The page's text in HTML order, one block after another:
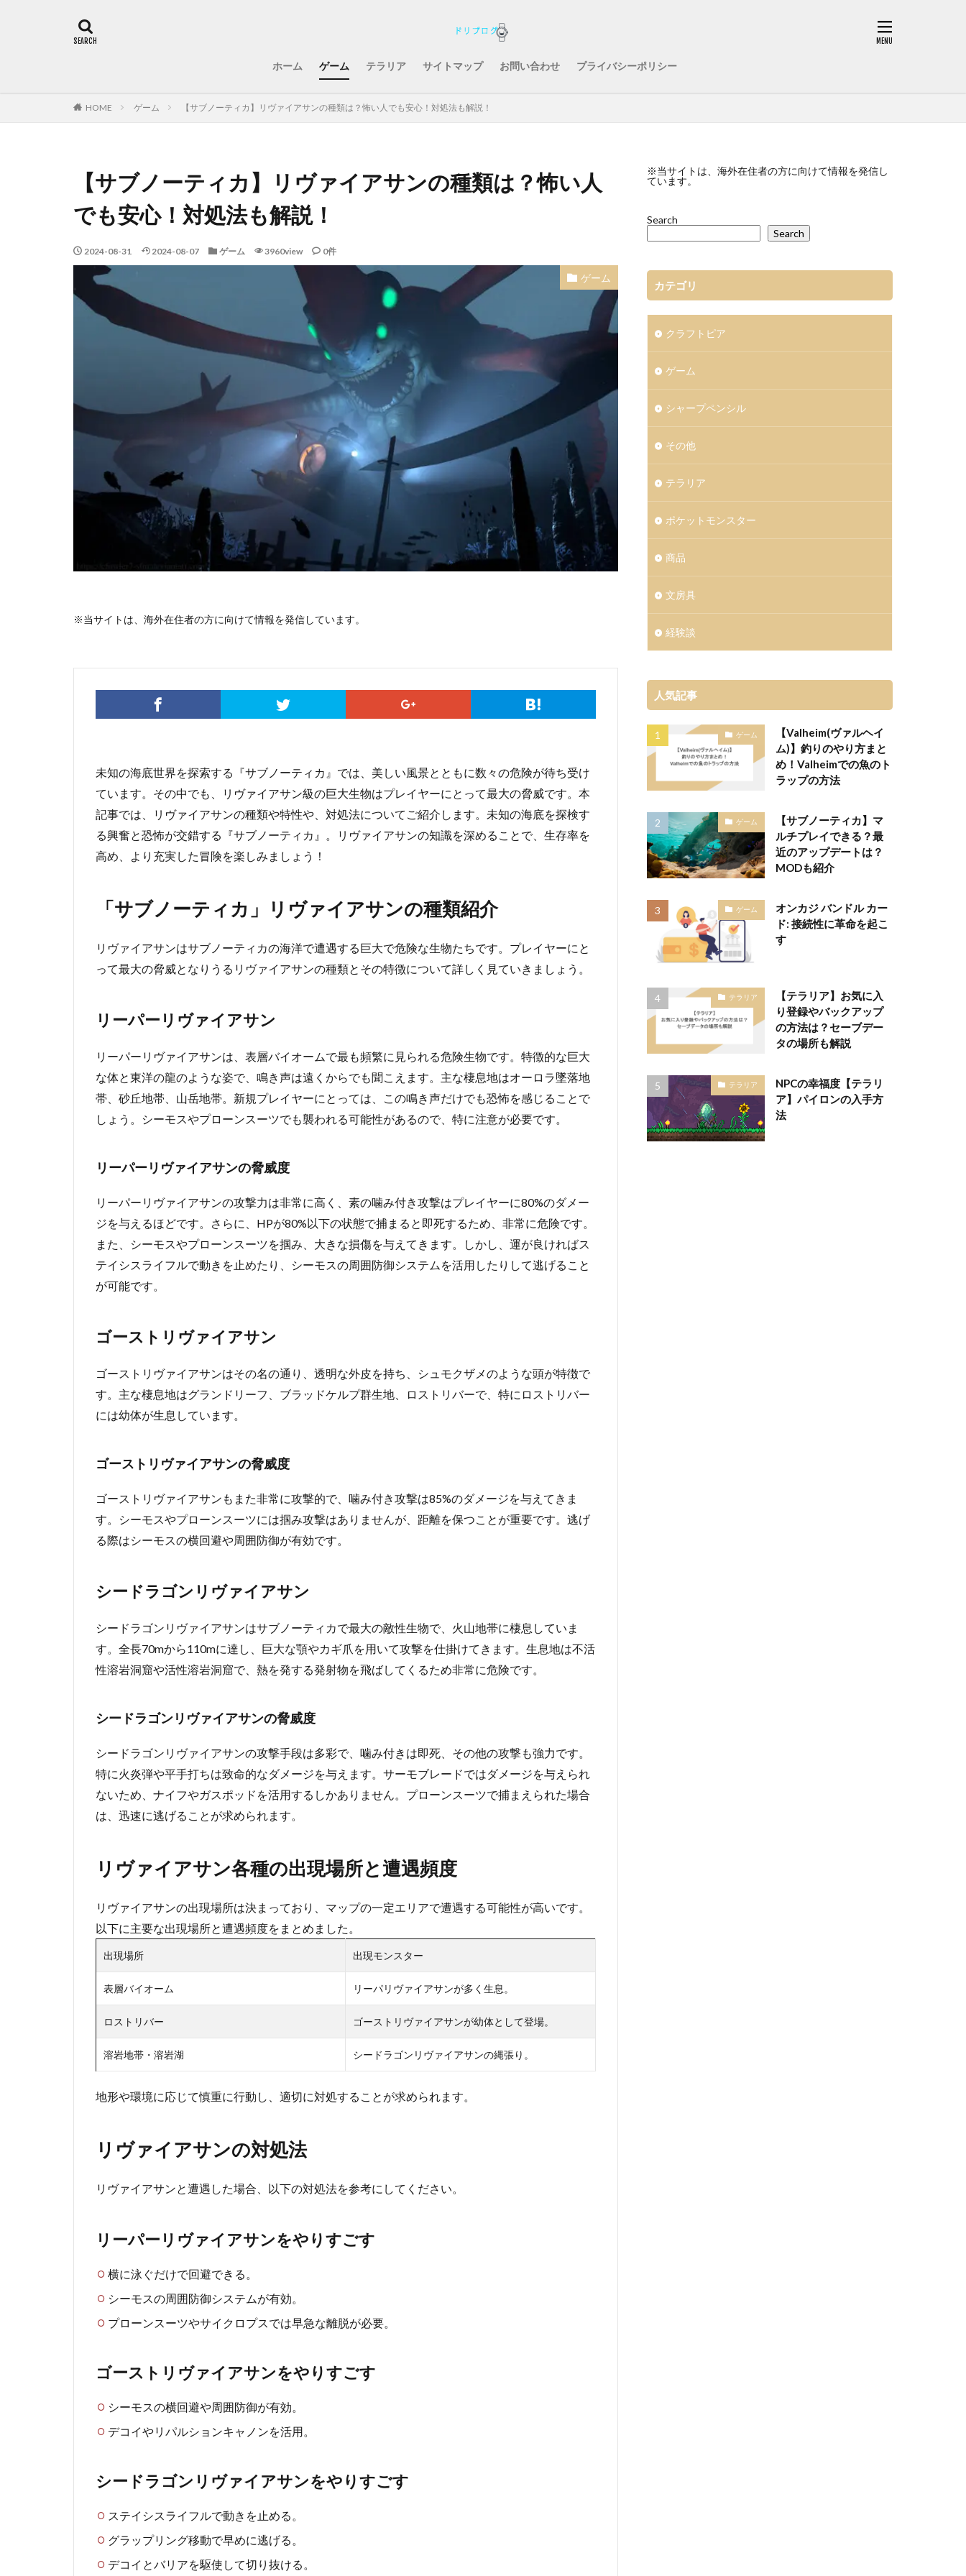
ホーム ゲーム テラリア サイトマップ お問い合わせ プライバシーポリシー
HOME ゲーム 【サブノーティカ】リヴァイアサンの種類は？怖い人でも安心！対処法も解説！
【サブノーティカ】リヴァイアサンの種類は？怖い人
でも安心！対処法も解説！
2024-08-31 2024-08-07 ゲーム 3960view 0件
ゲーム
※当サイトは、海外在住者の方に向けて情報を発信しています。
未知の海底世界を探索する『サブノーティカ』では、美しい風景とともに数々の危険が待ち受け
ています。その中でも、リヴァイアサン級の巨大生物はプレイヤーにとって最大の脅威です。本
記事では、リヴァイアサンの種類や特性や、対処法についてご紹介します。未知の海底を探検す
る興奮と恐怖が交錯する『サブノーティカ』。リヴァイアサンの知識を深めることで、生存率を
高め、より充実した冒険を楽しみましょう！
「サブノーティカ」リヴァイアサンの種類紹介
リヴァイアサンはサブノーティカの海洋で遭遇する巨大で危険な生物たちです。プレイヤーにと
って最大の脅威となりうるリヴァイアサンの種類とその特徴について詳しく見ていきましょう。
リーパーリヴァイアサン
リーパーリヴァイアサンは、表層バイオームで最も頻繁に見られる危険生物です。特徴的な巨大
な体と東洋の龍のような姿で、鳴き声は遠くからでも聞こえます。主な棲息地はオーロラ墜落地
帯、砂丘地帯、山岳地帯。新規プレイヤーにとっては、この鳴き声だけでも恐怖を感じることで
しょう。シーモスやプローンスーツでも襲われる可能性があるので、特に注意が必要です。
リーパーリヴァイアサンの脅威度
リーパーリヴァイアサンの攻撃力は非常に高く、素の噛み付き攻撃はプレイヤーに80%のダメー
ジを与えるほどです。さらに、HPが80%以下の状態で捕まると即死するため、非常に危険です。
また、シーモスやプローンスーツを掴み、大きな損傷を与えてきます。しかし、運が良ければス
テイシスライフルで動きを止めたり、シーモスの周囲防御システムを活用したりして逃げること
が可能です。
ゴーストリヴァイアサン
ゴーストリヴァイアサンはその名の通り、透明な外皮を持ち、シュモクザメのような頭が特徴で
す。主な棲息地はグランドリーフ、ブラッドケルプ群生地、ロストリバーで、特にロストリバー
には幼体が生息しています。
ゴーストリヴァイアサンの脅威度
ゴーストリヴァイアサンもまた非常に攻撃的で、噛み付き攻撃は85%のダメージを与えてきま
す。シーモスやプローンスーツには掴み攻撃はありませんが、距離を保つことが重要です。逃げ
る際はシーモスの横回避や周囲防御が有効です。
シードラゴンリヴァイアサン
シードラゴンリヴァイアサンはサブノーティカで最大の敵性生物で、火山地帯に棲息していま
す。全長70mから110mに達し、巨大な顎やカギ爪を用いて攻撃を仕掛けてきます。生息地は不活
性溶岩洞窟や活性溶岩洞窟で、熱を発する発射物を飛ばしてくるため非常に危険です。
シードラゴンリヴァイアサンの脅威度
シードラゴンリヴァイアサンの攻撃手段は多彩で、噛み付きは即死、その他の攻撃も強力です。
特に火炎弾や平手打ちは致命的なダメージを与えます。サーモブレードではダメージを与えられ
ないため、ナイフやガスポッドを活用するしかありません。プローンスーツで捕まえられた場合
は、迅速に逃げることが求められます。
リヴァイアサン各種の出現場所と遭遇頻度
リヴァイアサンの出現場所は決まっており、マップの一定エリアで遭遇する可能性が高いです。
以下に主要な出現場所と遭遇頻度をまとめました。
出現場所 出現モンスター
表層バイオーム リーパリヴァイアサンが多く生息。
ロストリバー ゴーストリヴァイアサンが幼体として登場。
溶岩地帯・溶岩湖 シードラゴンリヴァイアサンの縄張り。
地形や環境に応じて慎重に行動し、適切に対処することが求められます。
リヴァイアサンの対処法
リヴァイアサンと遭遇した場合、以下の対処法を参考にしてください。
リーパーリヴァイアサンをやりすごす
横に泳ぐだけで回避できる。
シーモスの周囲防御システムが有効。
プローンスーツやサイクロプスでは早急な離脱が必要。
ゴーストリヴァイアサンをやりすごす
シーモスの横回避や周囲防御が有効。
デコイやリパルションキャノンを活用。
シードラゴンリヴァイアサンをやりすごす
ステイシスライフルで動きを止める。
グラップリング移動で早めに逃げる。
デコイとバリアを駆使して切り抜ける。
※当サイトは、海外在住者の方に向けて情報を発信し
ています。
Search
Search
カテゴリ
クラフトピア
ゲーム
シャープペンシル
その他
テラリア
ポケットモンスター
商品
文房具
経験談
人気記事
ゲーム
【Valheim(ヴァルヘイ
ム)】釣りのやり方まと
め！Valheimでの魚のト
ラップの方法
ゲーム
【サブノーティカ】マ
ルチプレイできる？最
近のアップデートは？
MODも紹介
ゲーム
オンカジ バンドル カー
ド: 接続性に革命を起こ
す
テラリア
【テラリア】お気に入
り登録やバックアップ
の方法は？セーブデー
タの場所も解説
テラリア
NPCの幸福度【テラリ
ア】パイロンの入手方
法